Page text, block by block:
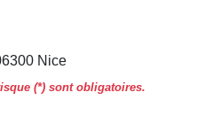
Nice
(*) sont obligatoires.